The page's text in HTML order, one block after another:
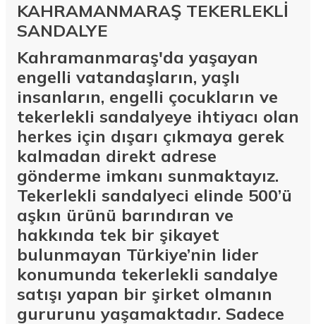
KAHRAMANMARAŞ TEKERLEKLİ
SANDALYE
Kahramanmaraş'da yaşayan
engelli vatandaşların, yaşlı
insanların, engelli çocukların ve
tekerlekli sandalyeye ihtiyacı olan
herkes için dışarı çıkmaya gerek
kalmadan direkt adrese
gönderme imkanı sunmaktayız.
Tekerlekli sandalyeci elinde 500’ü
aşkın ürünü barındıran ve
hakkında tek bir şikayet
bulunmayan Türkiye’nin lider
konumunda tekerlekli sandalye
satışı yapan bir şirket olmanın
gururunu yaşamaktadır. Sadece